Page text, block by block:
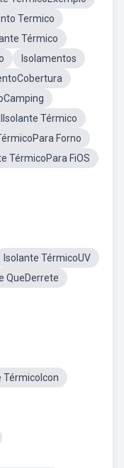
Termico
Térmico
Isolamentos
Térmico
Forno
TérmicoPara FiOS
Isolante TérmicoUV
QueDerrete
TérmicoIcon